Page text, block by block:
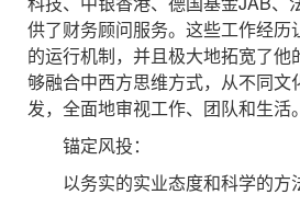
供了财务顾问服务。这些工作经历
的运行机制，并且极大地拓宽了他
够融合中西方思维方式，从不同文
发，全面地审视工作、团队和生活。
锚定风投：
以务实的实业态度和科学的方